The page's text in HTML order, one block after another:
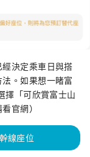
決定乘車日與搭
。如果想一睹富
擇「可欣賞富士山
官網）
線座位